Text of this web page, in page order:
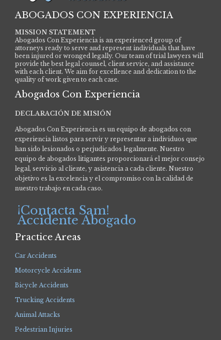
ABOGADOS CON EXPERIENCIA
MISSION STATEMENT
Abogados Con Experiencia is an experienced group of
attorneys ready to serve and represent individuals that have
been injured or wronged legally. Our team of trial lawyers will
provide the best legal counsel, client service, and assistance
with each client. We aim for excellence and dedication to the
quality of work given to each case.
Abogados Con Experiencia
DECLARACIÓN DE MISIÓN
Abogados Con Experiencia es un equipo de abogados con
experiencia listos para servir y representar a individuos que
han sido lesionados o perjudicados legalmente. Nuestro
equipo de abogados litigantes proporcionará el mejor consejo
legal, servicio al cliente, y asistencia a cada cliente. Nuestro
objetivo es la excelencia y el compromiso con la calidad de
nuestro trabajo en cada caso.
¡Contacta Sam!
Accidente Abogado
Practice Areas
Car Accidents
Motorcycle Accidents
Bicycle Accidents
Trucking Accidents
Animal Attacks
Pedestrian Injuries